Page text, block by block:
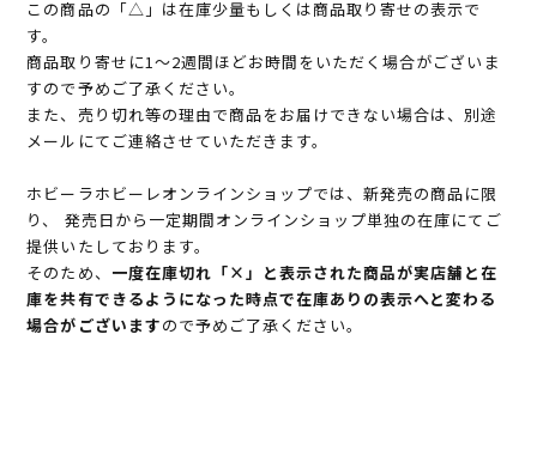
この商品の「△」は在庫少量もしくは商品取り寄せの表示で
す。
商品取り寄せに1～2週間ほどお時間をいただく場合がございま
すので予めご了承ください。
また、売り切れ等の理由で商品をお届けできない場合は、別途
メールにてご連絡させていただきます。
ホビーラホビーレオンラインショップでは、新発売の商品に限
り、 発売日から一定期間オンラインショップ単独の在庫にてご
提供いたしております。
そのため、 一度在庫切れ「×」と表示された商品が実店舗と在
庫を共有できるようになった時点で在庫ありの表示へと変わる
場合がございますので予めご了承ください。